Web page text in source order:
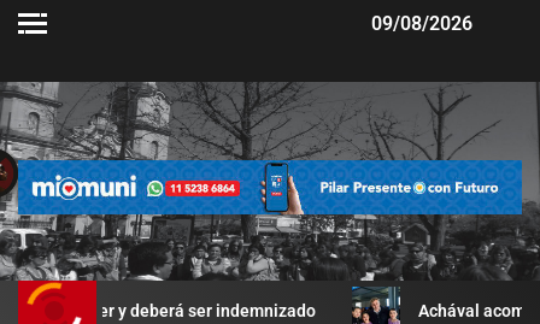
09/08/2026
y deberá ser indemnizado Achával acompañó una